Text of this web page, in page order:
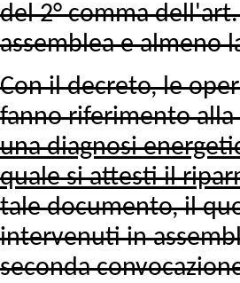
del 2° comma
assemblea e almeno
Con il decreto, le
fanno riferimento
una diagnosi
quale si attesti il
tale documento, il
intervenuti in
seconda